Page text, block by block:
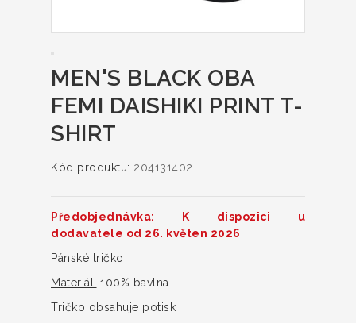
MEN'S BLACK OBA
FEMI DAISHIKI PRINT T-
SHIRT
Kód produktu: 204131402
Předobjednávka: K dispozici u
dodavatele od 26. květen 2026
Pánské tričko
Materiál: 100% bavlna
Tričko obsahuje potisk